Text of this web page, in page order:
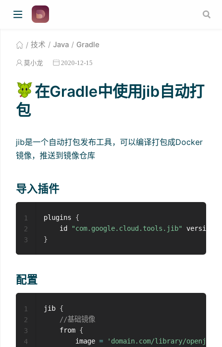
技术 Java Gradle
莫小龙 2020-12-15
在Gradle中使用jib自动打
包
jib是一个自动打包发布工具，可以编译打包成Docker
镜像，推送到镜像仓库
导入插件
plugins {
    id
"com.google.cloud.tools.jib" version
}
1
2
3
配置
jib {
//基础镜像
    from
{
        image
=
'domain.com/library/
1
2
3
4